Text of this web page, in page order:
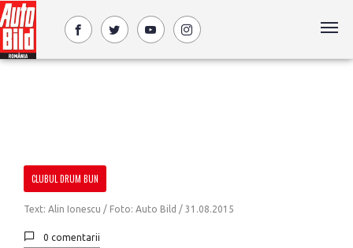
CLUBUL DRUM BUN
Text: Alin Ionescu / Foto: Auto Bild / 31.08.2015
0 comentarii